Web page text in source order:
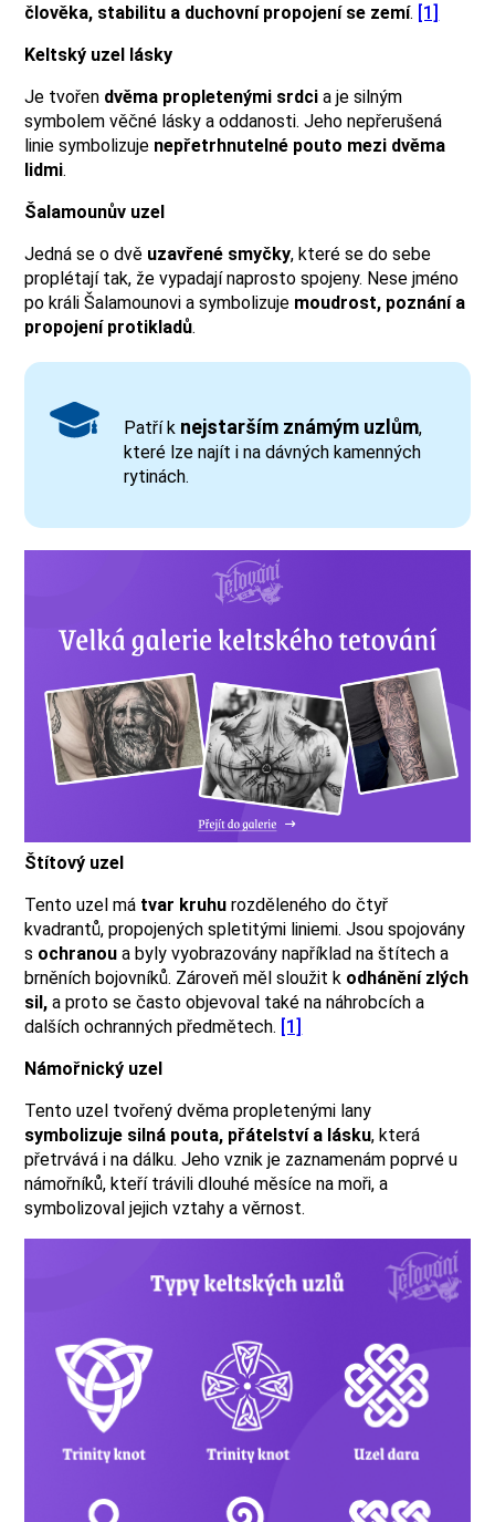
člověka, stabilitu a duchovní propojení se zemí. [1]
Keltský uzel lásky
Je tvořen dvěma propletenými srdci a je silným
symbolem věčné lásky a oddanosti. Jeho nepřerušená
linie symbolizuje nepřetrhnutelné pouto mezi dvěma
lidmi.
Šalamounův uzel
Jedná se o dvě uzavřené smyčky, které se do sebe
proplétají tak, že vypadají naprosto spojeny. Nese jméno
po králi Šalamounovi a symbolizuje moudrost, poznání a
propojení protikladů.
Patří k nejstarším známým uzlům,
které lze najít i na dávných kamenných
rytinách.
Štítový uzel
Tento uzel má tvar kruhu rozděleného do čtyř
kvadrantů, propojených spletitými liniemi. Jsou spojovány
s ochranou a byly vyobrazovány například na štítech a
brněních bojovníků. Zároveň měl sloužit k odhánění zlých
sil, a proto se často objevoval také na náhrobcích a
dalších ochranných předmětech. [1]
Námořnický uzel
Tento uzel tvořený dvěma propletenými lany
symbolizuje silná pouta, přátelství a lásku, která
přetrvává i na dálku. Jeho vznik je zaznamenám poprvé u
námořníků, kteří trávili dlouhé měsíce na moři, a
symbolizoval jejich vztahy a věrnost.